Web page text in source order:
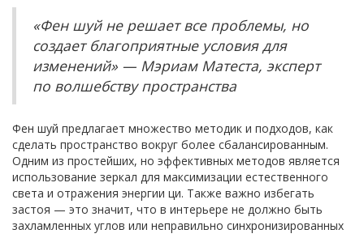
«Фен шуй не решает все проблемы, но
создает благоприятные условия для
изменений» — Мэриам Матеста, эксперт
по волшебству пространства
Фен шуй предлагает множество методик и подходов, как
сделать пространство вокруг более сбалансированным.
Одним из простейших, но эффективных методов является
использование зеркал для максимизации естественного
света и отражения энергии ци. Также важно избегать
застоя — это значит, что в интерьере не должно быть
захламленных углов или неправильно синхронизированных